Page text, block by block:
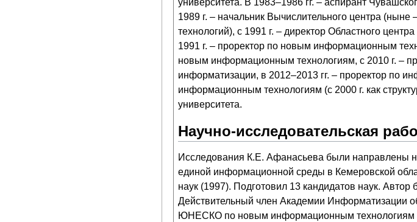
1989 г. – начальник Вычислительного центра
технологий), с 1991 г. – директор Областного
1991 г. – проректор по новым информационным
новым информационным технологиям, с 2010 г. –
информатизации, в 2012–2013 гг. – проректор
информационным технологиям (с 2000 г. как
университета.
Научно-исследовательская
Исследования К.Е. Афанасьева были направлены
единой информационной среды в Кемеровской
наук (1997). Подготовил 13 кандидатов наук.
Действительный член Академии Информатизации
ЮНЕСКО по новым информационным технологиям